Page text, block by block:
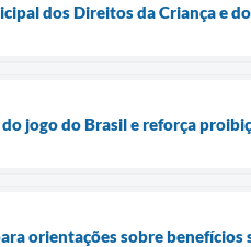
dos Direitos da Criança e
jogo do Brasil e reforça
orientações sobre benefícios